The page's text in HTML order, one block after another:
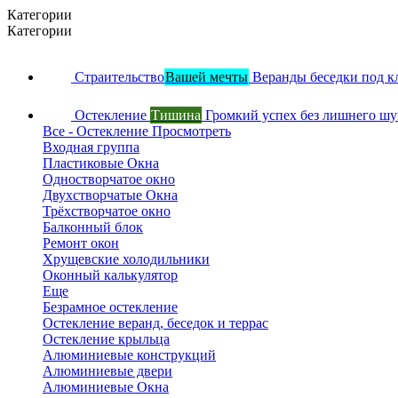
Категории
Категории
СтраительствоВашей мечты Веранды беседки под
Остекление Тишина Громкий успех без лишнего
Все - Остекление Просмотреть
Входная группа
Пластиковые Окна
Одностворчатое окно
Двухстворчатые Окна
Трёхстворчатое окно
Балконный блок
Ремонт окон
Хрущевские холодильники
Оконный калькулятор
Еще
Безрамное остекление
Остекление веранд, беседок и террас
Остекление крыльца
Алюминиевые конструкций
Алюминиевые двери
Алюминиевые Окна